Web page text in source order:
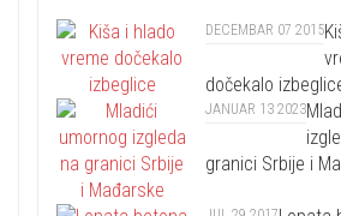
DECEMBAR 07 2015
dočekalo
JANUAR 13 2023
granici Srbije i